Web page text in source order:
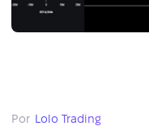
Por Lolo Trading